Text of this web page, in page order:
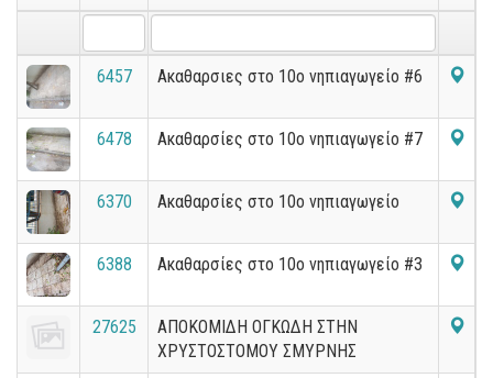
6457 Ακαθαρσιες στο 10ο νηπιαγωγείο #6
6478 Ακαθαρσίες στο 10ο νηπιαγωγείο #7
6370 Ακαθαρσίες στο 10ο νηπιαγωγείο
6388 Ακαθαρσίες στο 10ο νηπιαγωγείο #3
27625
ΑΠΟΚΟΜΙΔΗ ΟΓΚΩΔΗ ΣΤΗΝ
ΧΡΥΣΤΟΣΤΟΜΟΥ ΣΜΥΡΝΗΣ